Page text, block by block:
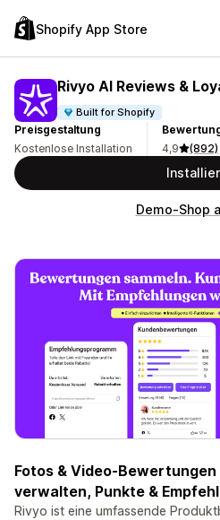
Shopify App Store
Rivyo AI Reviews &
Built for Shopify
Preisgestaltung
Kostenlose Installation
4,9
(892)
Demo-Shop
Fotos & Video-Bewertungen
verwalten, Punkte &
Rivyo ist eine umfassende